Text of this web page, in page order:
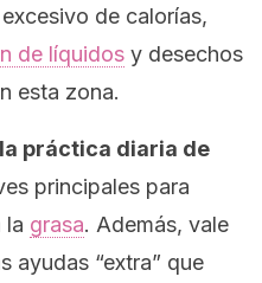
de calorías,
de líquidos y desechos
esta zona.
práctica diaria de
principales para
la grasa. Además, vale
ayudas “extra” que